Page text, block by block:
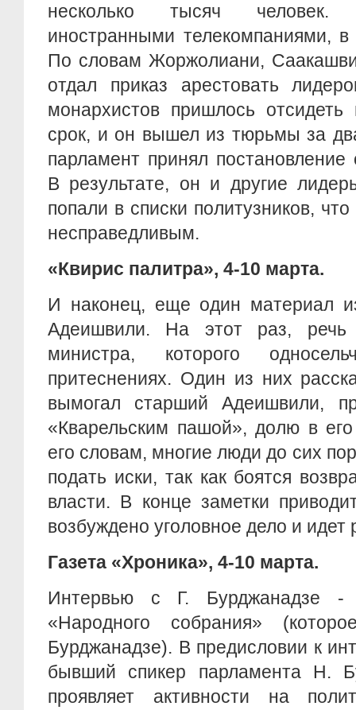
несколько тысяч
иностранными телекомпаниями,
По словам Жоржолиани,
отдал приказ арестовать
монархистов пришлось отсидеть
срок, и он вышел из тюрьмы за
парламент принял
В результате, он и другие
попали в списки политузников,
несправедливым.
«Квирис палитра», 4-10 марта.
И наконец, еще один материал
Адеишвили. На этот раз,
министра, которого
притеснениях. Один из них
вымогал старший Адеишвили,
«Кварельским пашой», долю в
его словам, многие люди до сих
подать иски, так как боятся
власти. В конце заметки
возбуждено уголовное дело и
Газета «Хроника», 4-10 марта.
Интервью с Г. Бурджанадзе
«Народного собрания»
Бурджанадзе). В предисловии к
бывший спикер парламента Н.
проявляет активности на